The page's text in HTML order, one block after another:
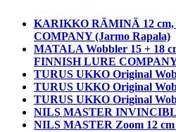
KARIKKO RÄMINÄ 12
COMPANY (Jarmo Rapala)
MATALA Wobbler 15 + 18
FINNISH LURE
TURUS UKKO Original
TURUS UKKO Original
TURUS UKKO Original
NILS MASTER
NILS MASTER Zoom 12